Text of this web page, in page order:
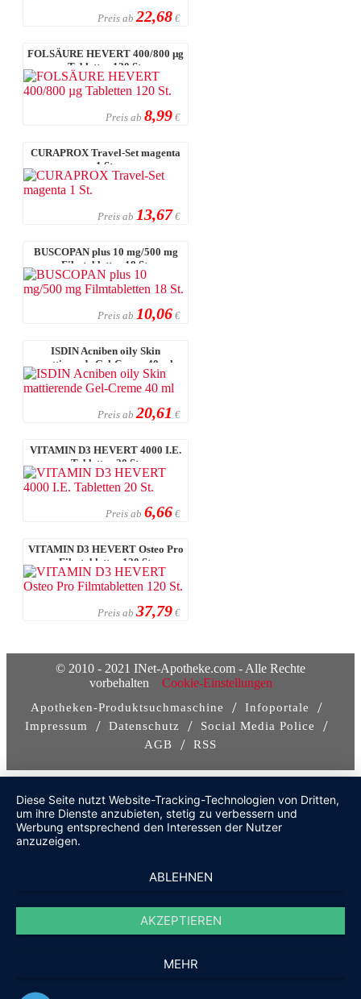
Preis ab 22,68 €
FOLSÄURE HEVERT 400/800 µg
Tabletten 120 St.
Preis ab 8,99 €
CURAPROX Travel-Set magenta
1 St.
Preis ab 13,67 €
BUSCOPAN plus 10 mg/500 mg
Filmtabletten 18 St.
Preis ab 10,06 €
ISDIN Acniben oily Skin
mattierende Gel-Creme 40 ml
Preis ab 20,61 €
VITAMIN D3 HEVERT 4000 I.E.
Tabletten 20 St.
Preis ab 6,66 €
VITAMIN D3 HEVERT Osteo Pro
Filmtabletten 120 St.
Preis ab 37,79 €
© 2010 - 2021 INet-Apotheke.com - Alle Rechte
vorbehalten Cookie-Einstellungen
Apotheken-Produktsuchmaschine / Infoportale /
Impressum / Datenschutz / Social Media Police /
AGB / RSS
Diese Seite nutzt Website-Tracking-Technologien von Dritten,
um ihre Dienste anzubieten, stetig zu verbessern und
Werbung entsprechend den Interessen der Nutzer
anzuzeigen.
ABLEHNEN
AKZEPTIEREN
MEHR